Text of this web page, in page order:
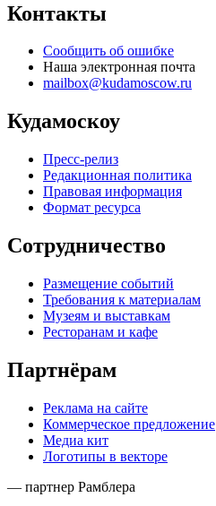
Контакты
Сообщить об ошибке
Наша электронная почта
mailbox@kudamoscow.ru
Кудамоскоу
Пресс-релиз
Редакционная политика
Правовая информация
Формат ресурса
Сотрудничество
Размещение событий
Требования к материалам
Музеям и выставкам
Ресторанам и кафе
Партнёрам
Реклама на сайте
Коммерческое предложение
Медиа кит
Логотипы в векторе
— партнер Рамблера